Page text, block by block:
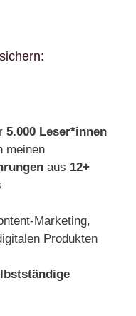
5.000 Leser*innen
meinen
aus 12+
Marketing,
Produkten